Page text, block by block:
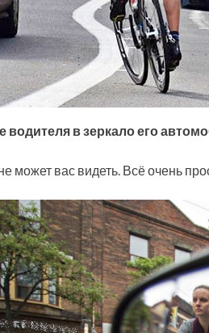
водителя в зеркало его
может вас видеть. Всё очень